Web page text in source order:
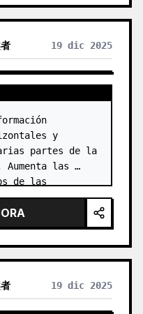
y ciudad,
portadas de fotos
El resultado final
de la foto original, y
de memoria'
coherente,
emoción propia y
19 dic 2025
y
partes de la
Aumenta las
de las
las
la cámara, etc.
19 dic 2025